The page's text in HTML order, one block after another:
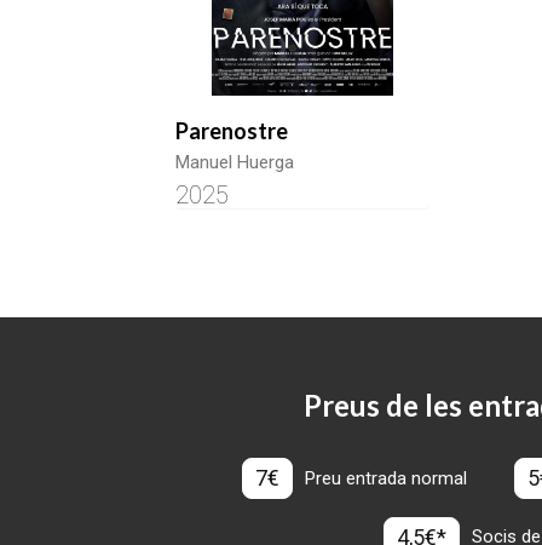
Parenostre
Manuel Huerga
2025
Preus de les
7€ Preu entrada normal
4,5€* Socis